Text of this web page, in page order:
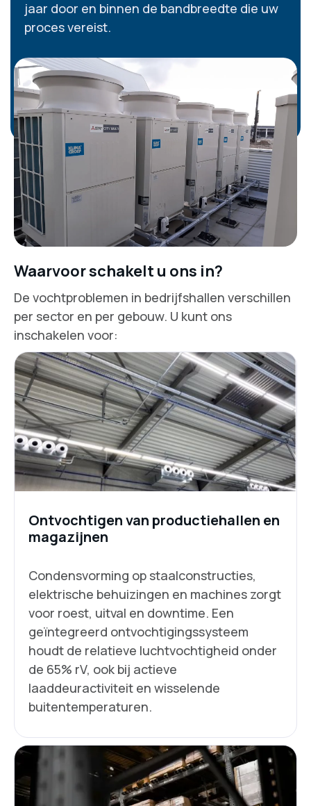
jaar door en binnen de bandbreedte die uw
proces vereist.
Waarvoor schakelt u ons in?
De vochtproblemen in bedrijfshallen verschillen
per sector en per gebouw. U kunt ons
inschakelen voor:
Ontvochtigen van productiehallen en
magazijnen
Condensvorming op staalconstructies,
elektrische behuizingen en machines zorgt
voor roest, uitval en downtime. Een
geïntegreerd ontvochtigingssysteem
houdt de relatieve luchtvochtigheid onder
de 65% rV, ook bij actieve
laaddeuractiviteit en wisselende
buitentemperaturen.